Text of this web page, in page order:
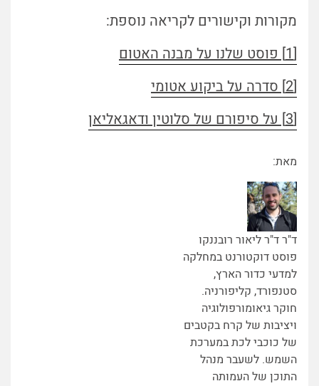
מקורות וקישורים לקריאה נוספת:
[1] פוסט שלנו על מבנה האטום
[2] סדרה על ביקוע אטומי
[3] על סיפורם של סלוטין ודאגאליאן
מאת:
ד"ר ד"ר ליאור רובננקו
פוסט דוקטורנט במחלקה
למדעי כדור הארץ,
סטנפורד, קליפורניה.
חוקר גיאומורפולוגיה
ויציבות של קרח בקטבים
של כוכבי לכת במערכת
השמש. לשעבר מנהל
התוכן של העמותה